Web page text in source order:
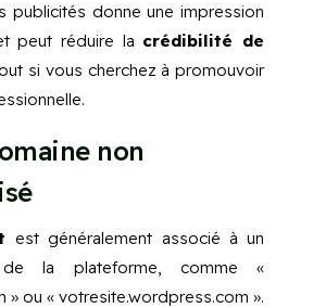
publicités donne une impression
peut réduire la crédibilité de
si vous cherchez à promouvoir
non
est généralement associé à un
de la plateforme, comme «
» ou « votresite.wordpress.com ».